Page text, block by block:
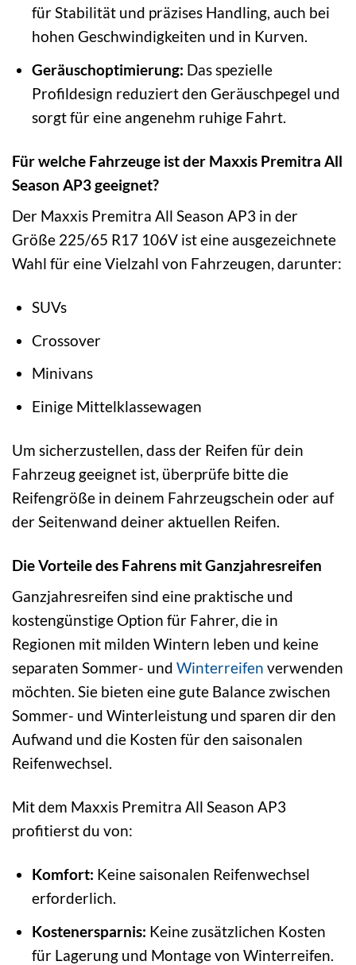
für Stabilität und präzises Handling, auch bei
hohen Geschwindigkeiten und in Kurven.
Geräuschoptimierung: Das spezielle
Profildesign reduziert den Geräuschpegel und
sorgt für eine angenehm ruhige Fahrt.
Für welche Fahrzeuge ist der Maxxis Premitra All
Season AP3 geeignet?
Der Maxxis Premitra All Season AP3 in der
Größe 225/65 R17 106V ist eine ausgezeichnete
Wahl für eine Vielzahl von Fahrzeugen, darunter:
SUVs
Crossover
Minivans
Einige Mittelklassewagen
Um sicherzustellen, dass der Reifen für dein
Fahrzeug geeignet ist, überprüfe bitte die
Reifengröße in deinem Fahrzeugschein oder auf
der Seitenwand deiner aktuellen Reifen.
Die Vorteile des Fahrens mit Ganzjahresreifen
Ganzjahresreifen sind eine praktische und
kostengünstige Option für Fahrer, die in
Regionen mit milden Wintern leben und keine
separaten Sommer- und Winterreifen verwenden
möchten. Sie bieten eine gute Balance zwischen
Sommer- und Winterleistung und sparen dir den
Aufwand und die Kosten für den saisonalen
Reifenwechsel.
Mit dem Maxxis Premitra All Season AP3
profitierst du von:
Komfort: Keine saisonalen Reifenwechsel
erforderlich.
Kostenersparnis: Keine zusätzlichen Kosten
für Lagerung und Montage von Winterreifen.